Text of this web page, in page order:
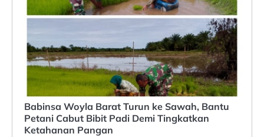
‎Babinsa Woyla Barat Turun ke Sawah, Bantu
Petani Cabut Bibit Padi Demi Tingkatkan
Ketahanan Pangan ‎